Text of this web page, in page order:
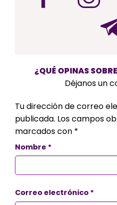
¿QUÉ OPINAS
Déjanos un
Tu dirección de correo
publicada. Los campos
marcados con *
Nombre *
Correo electrónico *